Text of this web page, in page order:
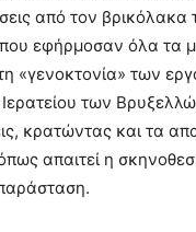
από τον
εφήρμοσαν όλα τα
«γενοκτονία» των
των
κρατώντας και τα
απαιτεί η